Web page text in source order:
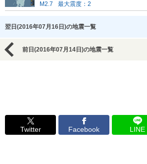
M2.7
最大震度：2
翌日(2016年07月16日)の地震一覧
前日(2016年07月14日)の地震一覧
Twitter Facebook LINE